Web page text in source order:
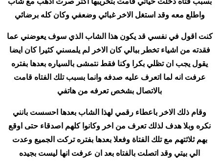
واطلع معه وقد استغل الاخر غبائي وضعفي وكان كله برضائي
كنت اقول في نفسي قد يكون هذا الشاب الذي سوف يعوضني عما
فقدته من اشياء تخطر ببالي كان الاخر لم يلمسني كثيرا كان ايضا
يقول يجب ان تظلي بكرا وكنا فقط نتمشى بالسياره بعدها بفتره
عرفت انه لما اتعرف عليه صدفه وانما بسبب تلك الفتاه قامت
بالاتصال بشخص تعرفه من هاتفي
وقام ذلك الاخر باعطاء رقمي لهذا الشاب بعدها احسست بانني
نكره وبلا هدف لذلك تعرف من اخر وكانوا كلهم اصدقاء حتى اوقع
بهم ثلاثتهم مع تلك الفتاة وفعلا بعدها بفتره تركت الجميع وعدت
الي بيتي وقد اتصلت بالفتاه بعد ان عرفت انها ليست بجيده